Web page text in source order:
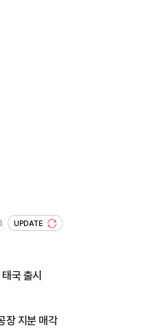
UPDATE
국 출시
장 지분 매각